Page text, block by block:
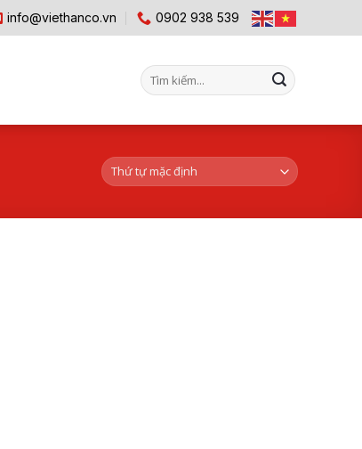
info@viethanco.vn 0902 938 539
Tìm
kiếm: